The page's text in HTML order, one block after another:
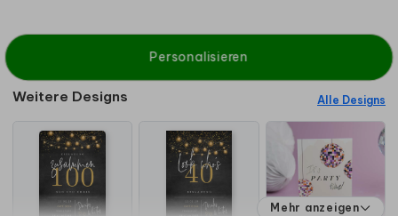
Personalisieren
Weitere Designs Alle Designs
Mehr anzeigen